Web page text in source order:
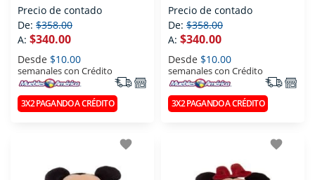
Precio de contado
De: $358.00
A: $340.00
Desde $10.00
semanales con Crédito
3X2 PAGANDO A CRÉDITO
Precio de contado
De: $358.00
A: $340.00
Desde $10.00
semanales con Crédito
3X2 PAGANDO A CRÉDITO
favorite favorite